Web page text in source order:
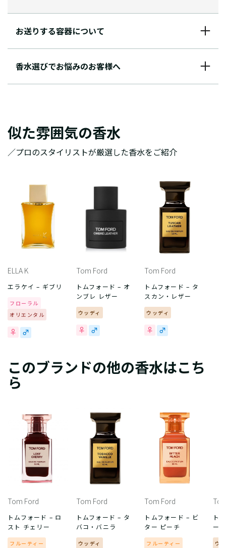
お送りする容器について
香水選びでお悩みのお客様へ
似た雰囲気の香水
／プロのスタイリストが厳選した香水をご紹介
ELLA K
エラケイ – ギブリ
フローラル
オリエンタル
Tom Ford
トムフォード – オ
ンブレ レザー
ウッディ
Tom Ford
トムフォード – タ
スカン・レザー
ウッディ
このブランドの他の香水はこち
ら
Tom Ford
トムフォード – ロ
スト チェリー
フルーティー
Tom Ford
トムフォード – タ
バコ・バニラ
ウッディ
Tom Ford
トムフォード – ビ
ター ピーチ
フルーティー
ト
ー
ウ